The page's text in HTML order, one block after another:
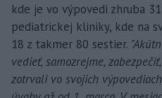
kde je vo výpovedi zhruba
pediatrickej kliniky, kde na
18 z takmer 80 sestier.
vedieť, samozrejme,
zotrvali vo svojich